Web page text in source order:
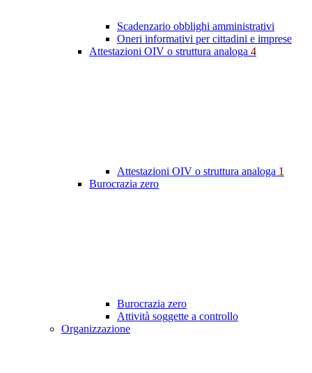
Scadenzario obblighi amministrativi
Oneri informativi per cittadini e imprese
Attestazioni OIV o struttura analoga 4
Attestazioni OIV o struttura analoga 1
Burocrazia zero
Burocrazia zero
Attività soggette a controllo
Organizzazione